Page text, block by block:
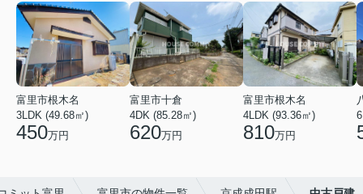
富里市根木名
3LDK (49.68㎡)
450万円
富里市十倉
4DK (85.28㎡)
620万円
富里市根木名
4LDK (93.36㎡)
810万円